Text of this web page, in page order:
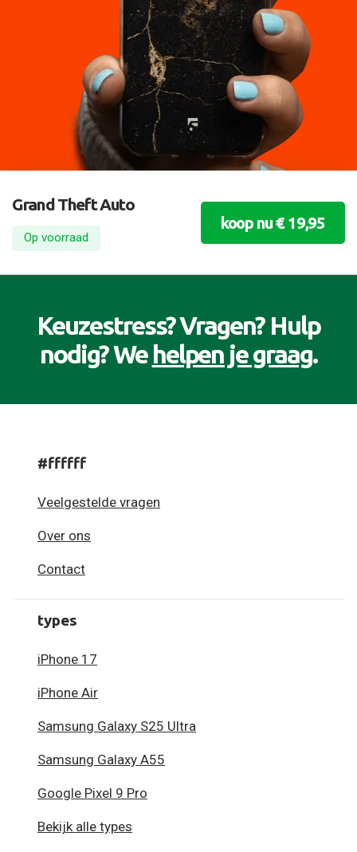
Grand Theft Auto
Op voorraad
koop nu € 19,95
Keuzestress? Vragen? Hulp
nodig? Wehelpen je graag.
#ffffff
Veelgestelde vragen
Over ons
Contact
types
iPhone 17
iPhone Air
Samsung Galaxy S25 Ultra
Samsung Galaxy A55
Google Pixel 9 Pro
Bekijk alle types